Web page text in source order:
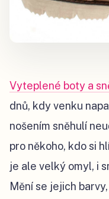
Vyteplené boty a
dnů, kdy venku
nošením sněhulí
pro někoho, kdo si
je ale velký omyl, i
Mění se jejich